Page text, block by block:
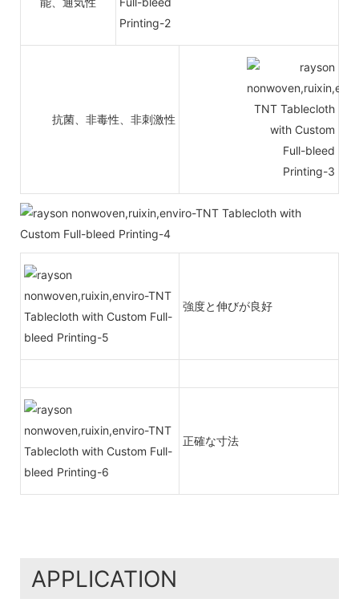
抗菌、非毒性、非刺激性
強度と伸びが良好
正確な寸法
APPLICATION